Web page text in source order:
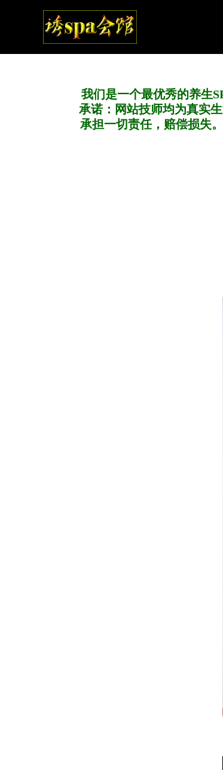
我们是一个最优秀的养生
承诺：网站技师均为真实
承担一切责任，赔偿损失